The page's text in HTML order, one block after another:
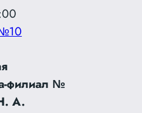
филиал №
А.